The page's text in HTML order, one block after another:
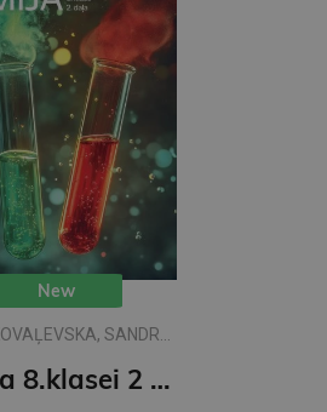
New
SANDRA
Ķīmija 8.klasei 2 daļa Rakstāmgrāmata